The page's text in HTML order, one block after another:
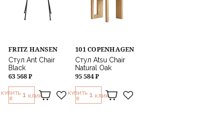
FRITZ HANSEN
Стул Ant Chair
Black
63 568 ₽
КУПИТЬ
В
1 КЛИК
101 COPENHAGEN
Стул Atsu Chair
Natural Oak
95 584 ₽
КУПИТЬ
В
1 КЛИК